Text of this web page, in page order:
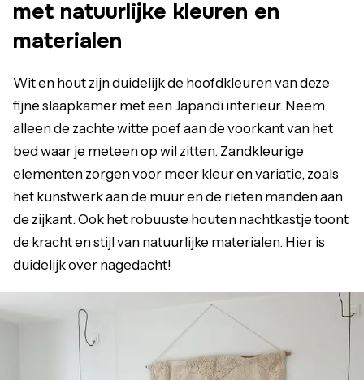
met natuurlijke kleuren en
materialen
Wit en hout zijn duidelijk de hoofdkleuren van deze
fijne slaapkamer met een Japandi interieur. Neem
alleen de zachte witte poef aan de voorkant van het
bed waar je meteen op wil zitten. Zandkleurige
elementen zorgen voor meer kleur en variatie, zoals
het kunstwerk aan de muur en de rieten manden aan
de zijkant. Ook het robuuste houten nachtkastje toont
de kracht en stijl van natuurlijke materialen. Hier is
duidelijk over nagedacht!